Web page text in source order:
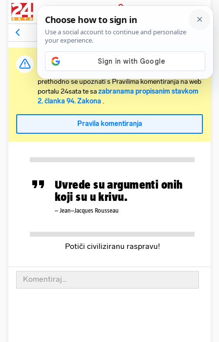
PRIJAVA
Komentari Relevantni
Važna obavijest:
Svaki korisnik koji želi komentirati članke obvezan je
prethodno se upoznati s Pravilima komentiranja na web
portalu 24sata te sazabranama propisanim stavkom
2. članka 94. Zakona .
Pravila komentiranja
Uvrede su argumenti onih
koji su u krivu.
– Jean–Jacques Rousseau
Potiči civiliziranu raspravu!